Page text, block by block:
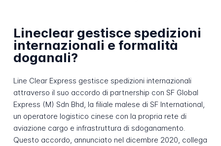
Lineclear gestisce spedizioni
internazionali e formalità
doganali?
Line Clear Express gestisce spedizioni internazionali
attraverso il suo accordo di partnership con SF Global
Express (M) Sdn Bhd, la filiale malese di SF International,
un operatore logistico cinese con la propria rete di
aviazione cargo e infrastruttura di sdoganamento.
Questo accordo, annunciato nel dicembre 2020, collega